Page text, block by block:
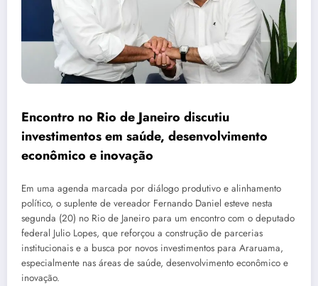
Encontro no Rio de Janeiro discutiu
investimentos em saúde, desenvolvimento
econômico e inovação
Em uma agenda marcada por diálogo produtivo e alinhamento
político, o suplente de vereador Fernando Daniel esteve nesta
segunda (20) no Rio de Janeiro para um encontro com o deputado
federal Julio Lopes, que reforçou a construção de parcerias
institucionais e a busca por novos investimentos para Araruama,
especialmente nas áreas de saúde, desenvolvimento econômico e
inovação.